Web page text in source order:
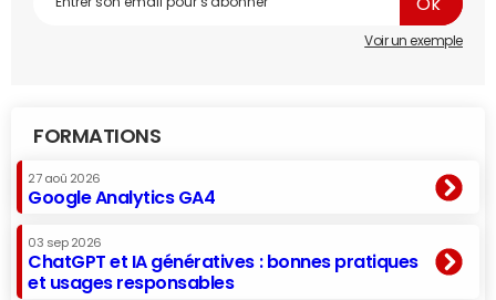
Voir un exemple
FORMATIONS
27 aoû 2026
Google Analytics GA4
03 sep 2026
ChatGPT et IA génératives : bonnes pratiques
et usages responsables